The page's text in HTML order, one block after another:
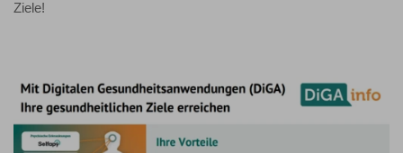
Ziele!